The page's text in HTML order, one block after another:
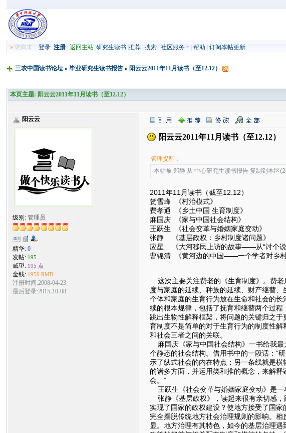
» 您尚未登录 注册 |返回主站 |研究生读书 |推荐 |搜索 |社区服务 |帮助 |订阅本帖更新
三农中国读书论坛 »毕业研究生读书报告 » 阳云云2011年11月读书（至12.12）
本页主题: 阳云云2011年11月读书（至12.12）
阳云云
级别:管理员
精华:0
发帖: 195
威望: 195 点
金钱: 1950 RMB
注册时间:2008-04-23
最后登录:2015-10-08
阳云云2011年11月读书（至12.12）
管理提醒：
本帖被 郑静 从 中心研究生读书报告 复制到本区
2011年11月读书（截至12.12）
贺雪峰 《村治模式》
费孝通 《乡土中国 生育制度》
麻国庆 《家与中国社会结构》
王跃生 《社会变革与婚姻家庭变动》
张静 《基层政权：乡村制度诸问题》
应星 《大河移民上访的故事——从“讨个说
曹锦清 《黄河边的中国——一个学者对乡村
这次主要关注费老的《生育制度》。费老
度与家庭的延续、种族的延续、财产继替
个体和家庭的生育行为放在生命和社会的
续的根本规律，包括了抚育和继替两个过
跳出生物性解释框架，将问题的关键归之
育制度不是简单的对于生育行为的制度性
和社会三者之间的关联。
麻国庆《家与中国社会结构》一书给我最
个静态的社会结构。借用书中的一段话：“
示了纵式社会的内在特点；另一条线就是
的诸多方面，并运用类和推的概念，来解
会。”
王跃生《社会变革与婚姻家庭变动》是一
张静《基层政权》，读起来很有亲切感，
实现了国家的政权建设？使地方接受了国
完全摆脱传统地方社会治理规则的影响。
显。地方治理有其特色，如今的基层治理